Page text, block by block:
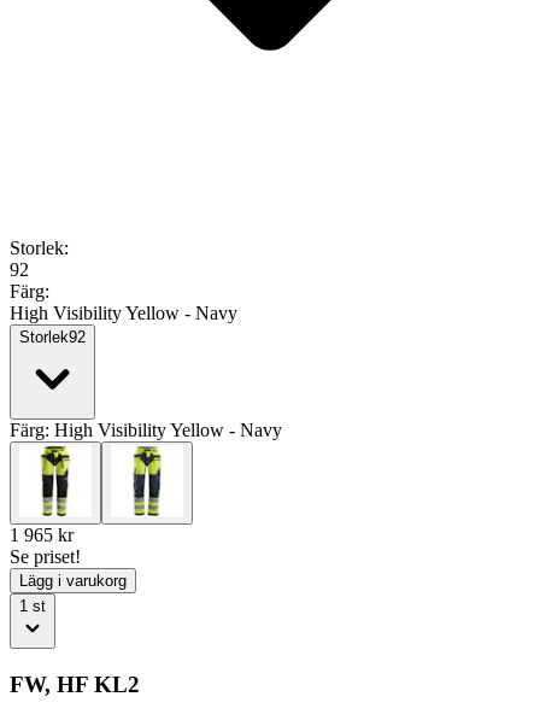
Storlek:
92
Färg:
High Visibility Yellow - Navy
Storlek92
Färg: High Visibility Yellow - Navy
1 965 kr
Se priset!
Lägg i varukorg
1 st
FW, HF KL2